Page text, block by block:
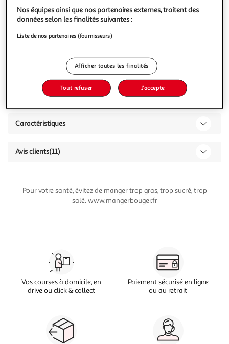
sont simplement fabriquées avec de l'eau et du blé 100%
français sél
500g
Vous voulez connaître le prix de ce produit ?
Description
Caractéristiques
Avis clients(11)
Pour votre santé, évitez de manger trop gras, trop sucré, trop
salé. www.mangerbouger.fr
Vos courses à domicile, en
drive ou click & collect
Paiement sécurisé en ligne
ou au retrait
Nos équipes ainsi que nos partenaires externes, traitent des
données selon les finalités suivantes :
Liste de nos partenaires (fournisseurs)
Afficher toutes les finalités
Tout refuser J'accepte